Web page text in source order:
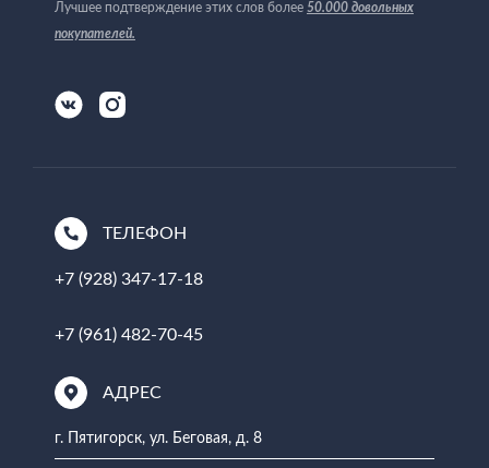
Лучшее подтверждение этих слов более 50.000 довольных
покупателей.
ТЕЛЕФОН
+7 (928) 347-17-18
+7 (961) 482-70-45
АДРЕС
г. Пятигорск, ул. Беговая, д. 8